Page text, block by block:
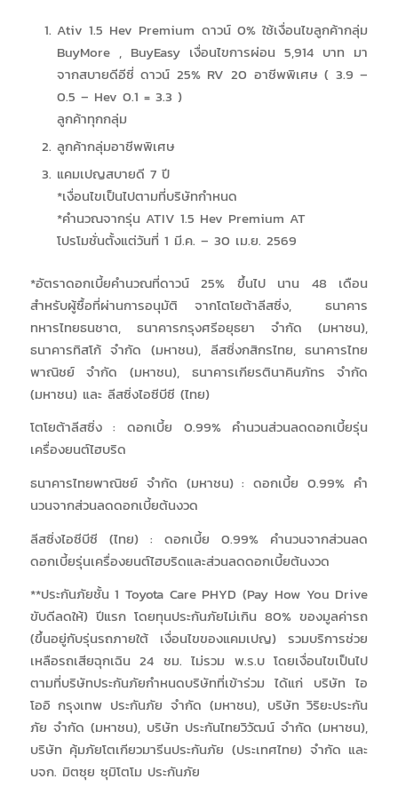
Ativ 1.5 Hev Premium ดาวน์ 0% ใช้เงื่อนไขลูกค้ากลุ่ม
BuyMore , BuyEasy เงื่อนไขการผ่อน 5,914 บาท มา
จากสบายดีอีซี่ ดาวน์ 25% RV 20 อาชีพพิเศษ ( 3.9 –
0.5 – Hev 0.1 = 3.3 )
ลูกค้าทุกกลุ่ม
ลูกค้ากลุ่มอาชีพพิเศษ
แคมเปญสบายดี 7 ปี
*เงื่อนไขเป็นไปตามที่บริษัทกำหนด
*คำนวณจากรุ่น ATIV 1.5 Hev Premium AT
โปรโมชั่นตั้งแต่วันที่ 1 มี.ค. – 30 เม.ย. 2569
*อัตราดอกเบี้ยคำนวณที่ดาวน์ 25% ขึ้นไป นาน 48 เดือน
สำหรับผู้ซื้อที่ผ่านการอนุมัติ จากโตโยต้าลีสซิ่ง, ธนาคาร
ทหารไทยธนชาต, ธนาคารกรุงศรีอยุธยา จำกัด (มหาชน),
ธนาคารทิสโก้ จำกัด (มหาชน), ลีสซิ่งกสิกรไทย, ธนาคารไทย
พาณิชย์ จำกัด (มหาชน), ธนาคารเกียรตินาคินภัทร จำกัด
(มหาชน) และ ลีสซิ่งไอซีบีซี (ไทย)
โตโยต้าลีสซิ่ง : ดอกเบี้ย 0.99% คำนวนส่วนลดดอกเบี้ยรุ่น
เครื่องยนต์ไฮบริด
ธนาคารไทยพาณิชย์ จำกัด (มหาชน) : ดอกเบี้ย 0.99% คำ
นวนจากส่วนลดดอกเบี้ยต้นงวด
ลีสซิ่งไอซีบีซี (ไทย) : ดอกเบี้ย 0.99% คำนวนจากส่วนลด
ดอกเบี้ยรุ่นเครื่องยนต์ไฮบริดและส่วนลดดอกเบี้ยต้นงวด
**ประกันภัยชั้น 1 Toyota Care PHYD (Pay How You Drive
ขับดีลดให้) ปีแรก โดยทุนประกันภัยไม่เกิน 80% ของมูลค่ารถ
(ขึ้นอยู่กับรุ่นรถภายใต้ เงื่อนไขของแคมเปญ) รวมบริการช่วย
เหลือรถเสียฉุกเฉิน 24 ชม. ไม่รวม พ.ร.บ โดยเงื่อนไขเป็นไป
ตามที่บริษัทประกันภัยกำหนดบริษัทที่เข้าร่วม ได้แก่ บริษัท ไอ
โออิ กรุงเทพ ประกันภัย จำกัด (มหาชน), บริษัท วิริยะประกัน
ภัย จำกัด (มหาชน), บริษัท ประกันไทยวิวัฒน์ จำกัด (มหาชน),
บริษัท คุ้มภัยโตเกียวมารีนประกันภัย (ประเทศไทย) จำกัด และ
บจก. มิตซุย ซุมิโตโม ประกันภัย